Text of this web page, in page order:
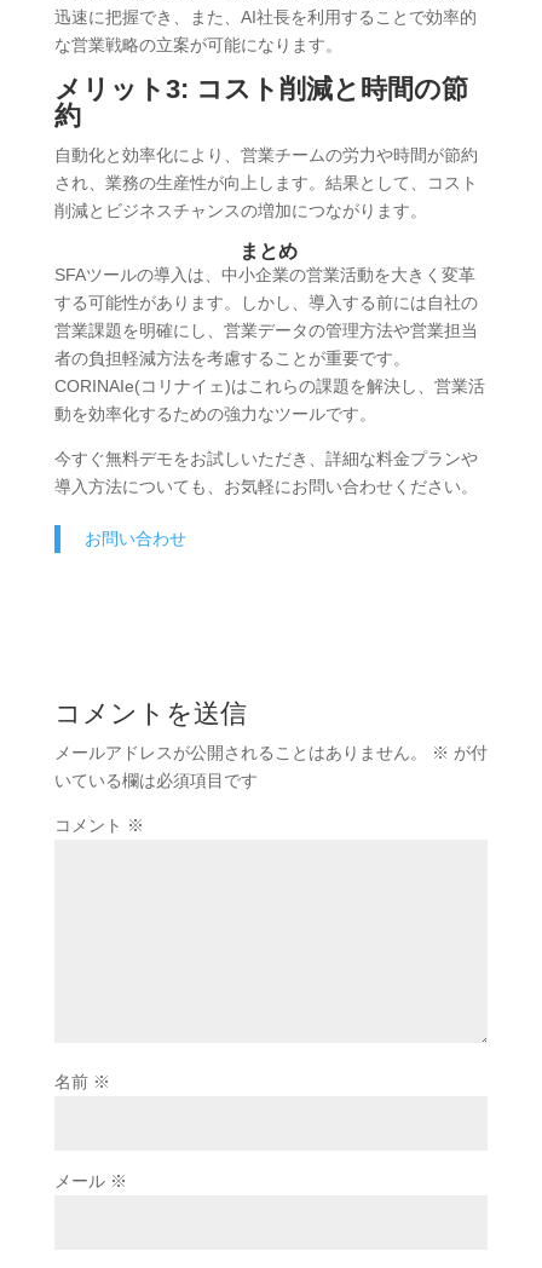
迅速に把握でき、また、AI社長を利用することで効率的
な営業戦略の立案が可能になります。
メリット3: コスト削減と時間の節
約
自動化と効率化により、営業チームの労力や時間が節約
され、業務の生産性が向上します。結果として、コスト
削減とビジネスチャンスの増加につながります。
まとめ
SFAツールの導入は、中小企業の営業活動を大きく変革
する可能性があります。しかし、導入する前には自社の
営業課題を明確にし、営業データの管理方法や営業担当
者の負担軽減方法を考慮することが重要です。
CORINAIe(コリナイェ)はこれらの課題を解決し、営業活
動を効率化するための強力なツールです。
今すぐ無料デモをお試しいただき、詳細な料金プランや
導入方法についても、お気軽にお問い合わせください。
お問い合わせ
コメントを送信
メールアドレスが公開されることはありません。 ※ が付
いている欄は必須項目です
コメント ※
名前 ※
メール ※